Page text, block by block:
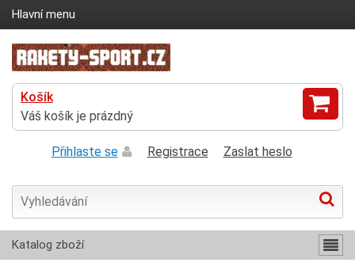
Košík
Váš košík je prázdný
Přihlaste se Registrace Zaslat heslo
Hlavní menu
Katalog zboží